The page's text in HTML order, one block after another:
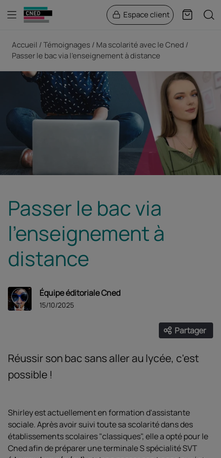
Menu Espace client Panier
Accueil Témoignages
Ma scolarité avec le Cned
Passer le bac via l'enseignement à distance
Passer le bac via
l'enseignement à
distance
Équipe éditoriale Cned
15/10/2025
Partager
Ouvrir
Réussir son bac sans aller au lycée, c'est
possible !
Shirley est actuellement en formation d'assistante
sociale. Après avoir suivi toute sa scolarité dans des
établissements scolaires "classiques", elle a opté pour le
Cned afin de préparer une terminale S spécialité SVT